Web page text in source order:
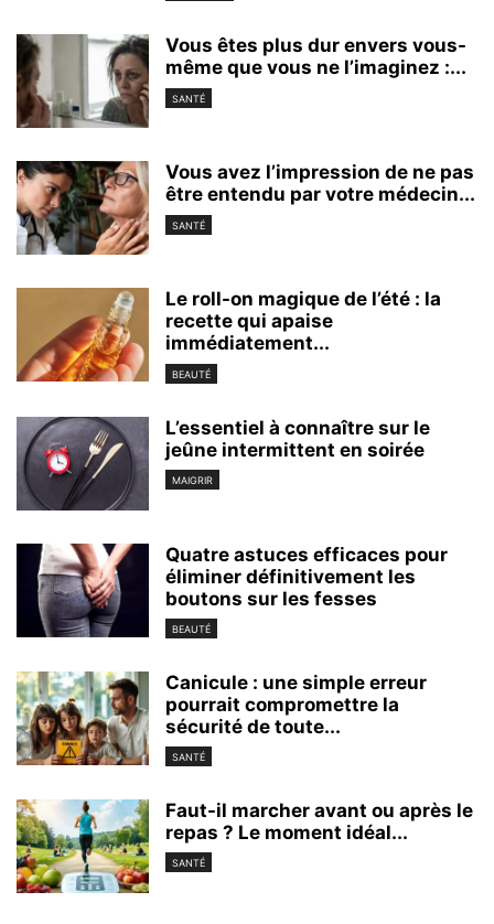
Vous êtes plus dur envers vous-
même que vous ne l’imaginez :...
SANTÉ
Vous avez l’impression de ne pas
être entendu par votre médecin...
SANTÉ
Le roll-on magique de l’été : la
recette qui apaise
immédiatement...
BEAUTÉ
L’essentiel à connaître sur le
jeûne intermittent en soirée
MAIGRIR
Quatre astuces efficaces pour
éliminer définitivement les
boutons sur les fesses
BEAUTÉ
Canicule : une simple erreur
pourrait compromettre la
sécurité de toute...
SANTÉ
Faut-il marcher avant ou après le
repas ? Le moment idéal...
SANTÉ